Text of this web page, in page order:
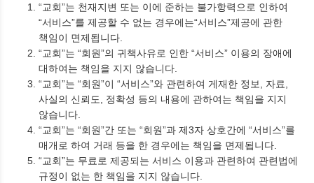
“교회”는 천재지변 또는 이에 준하는 불가항력으로 인하여
“서비스”를 제공할 수 없는 경우에는“서비스”제공에 관한
책임이 면제됩니다.
“교회”는 “회원”의 귀책사유로 인한 “서비스” 이용의 장애에
대하여는 책임을 지지 않습니다.
“교회”는 “회원”이 “서비스”와 관련하여 게재한 정보, 자료,
사실의 신뢰도, 정확성 등의 내용에 관하여는 책임을 지지
않습니다.
“교회”는 “회원”간 또는 “회원”과 제3자 상호간에 “서비스”를
매개로 하여 거래 등을 한 경우에는 책임을 면제됩니다.
“교회”는 무료로 제공되는 서비스 이용과 관련하여 관련법에
규정이 없는 한 책임을 지지 않습니다.